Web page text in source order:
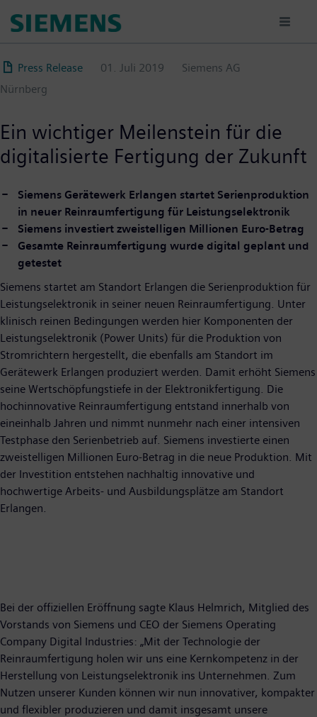
zum
Press Release
01. Juli 2019
Siemens AG
Nürnberg
Ein wichtiger Meilenstein für die
digitalisierte Fertigung der Zukunft
Siemens Gerätewerk Erlangen startet Serienproduktion
in neuer Reinraumfertigung für Leistungselektronik
Siemens investiert zweistelligen Millionen Euro-Betrag
Gesamte Reinraumfertigung wurde digital geplant und
getestet
Siemens startet am Standort Erlangen die Serienproduktion für
Leistungselektronik in seiner neuen Reinraumfertigung. Unter
klinisch reinen Bedingungen werden hier Komponenten der
Leistungselektronik (Power Units) für die Produktion von
Stromrichtern hergestellt, die ebenfalls am Standort im
Gerätewerk Erlangen produziert werden. Damit erhöht Siemens
seine Wertschöpfungstiefe in der Elektronikfertigung. Die
hochinnovative Reinraumfertigung entstand innerhalb von
eineinhalb Jahren und nimmt nunmehr nach einer intensiven
Testphase den Serienbetrieb auf. Siemens investierte einen
zweistelligen Millionen Euro-Betrag in die neue Produktion. Mit
der Investition entstehen nachhaltig innovative und
hochwertige Arbeits- und Ausbildungsplätze am Standort
Erlangen.
Bei der offiziellen Eröffnung sagte Klaus Helmrich, Mitglied des
Vorstands von Siemens und CEO der Siemens Operating
Company Digital Industries: „Mit der Technologie der
Reinraumfertigung holen wir uns eine Kernkompetenz in der
Herstellung von Leistungselektronik ins Unternehmen. Zum
Nutzen unserer Kunden können wir nun innovativer, kompakter
und flexibler produzieren und damit insgesamt unsere